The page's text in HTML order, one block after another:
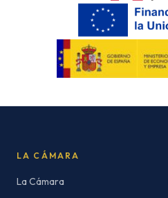
LA CÁMARA
La Cámara